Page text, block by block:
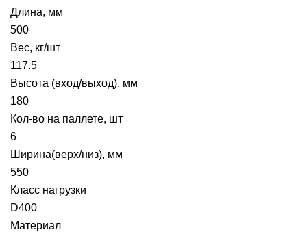
Длина, мм
500
Вес, кг/шт
117.5
Высота (вход/выход), мм
180
Кол-во на паллете, шт
6
Ширина(верх/низ), мм
550
Класс нагрузки
D400
Материал